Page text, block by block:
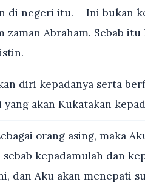
di negeri itu. --Ini bukan
Abraham. Sebab
diri kepadanya serta
akan Kukatakan
orang asing, maka
kepadamulah dan
dan Aku akan menepati